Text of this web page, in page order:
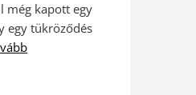
még kapott egy
egy tükröződés